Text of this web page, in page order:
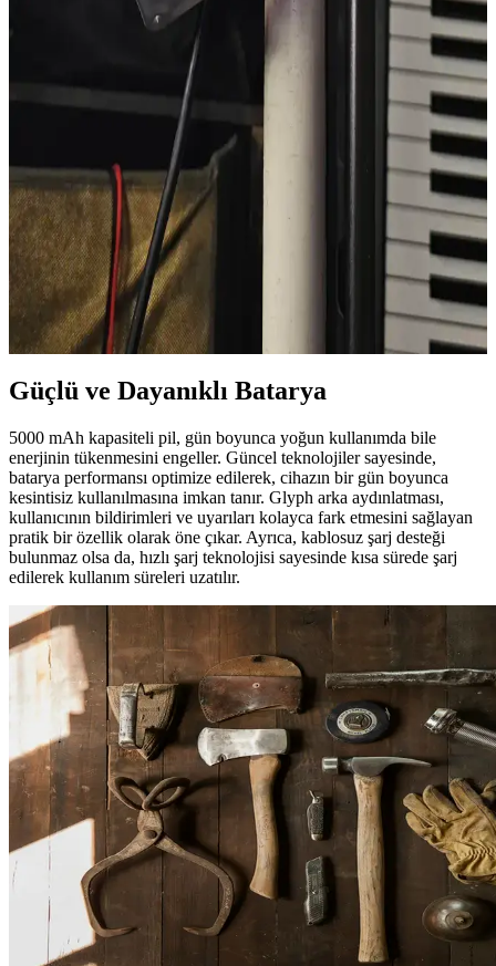
GE Cafe ve LG Studio Mutfak Aletleri: Fiyat,
Kalite, Performans ve Kullanıcı Deneyimleri
GE Cafe ve LG Studio mutfak aletleri fiyat, kalite, dayanıklılık ve
kullanıcı deneyimleri açısından karşılaştırılıyor. Tasarım, servis
desteği ve teknik özellikler değerlendirilerek tercih önerileri
Evde Kendi Refleks Oyununuzu Tasarlama:
Tasarım, İşleyiş ve Geliştirme Süreci
Evde düşük maliyetli malzemelerle refleks oyunu tasarlamak,
elektronik ve mekanik bilgi birikimini pratiğe dökmek için etkili bir
yöntemdir. Tasarım, işleyiş ve geliştirme süreçleri detaylıca ele
alınmıştır.
Güçlü ve Dayanıklı Batarya
5000 mAh kapasiteli pil, gün boyunca yoğun kullanımda bile
enerjinin tükenmesini engeller. Güncel teknolojiler sayesinde,
batarya performansı optimize edilerek, cihazın bir gün boyunca
kesintisiz kullanılmasına imkan tanır. Glyph arka aydınlatması,
kullanıcının bildirimleri ve uyarıları kolayca fark etmesini sağlayan
pratik bir özellik olarak öne çıkar. Ayrıca, kablosuz şarj desteği
bulunmaz olsa da, hızlı şarj teknolojisi sayesinde kısa sürede şarj
edilerek kullanım süreleri uzatılır.